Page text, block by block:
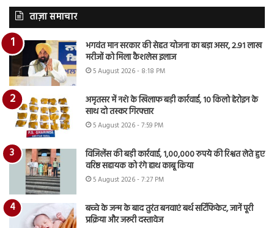
ताज़ा समाचार
भगवंत मान सरकार की सेहत योजना का बड़ा असर, 2.91 लाख
मरीजों को मिला कैशलेस इलाज
5 August 2026 - 8:18 PM
अमृतसर में नशे के खिलाफ बड़ी कार्रवाई, 10 किलो हेरोइन के
साथ दो तस्कर गिरफ्तार
5 August 2026 - 7:59 PM
विजिलेंस की बड़ी कार्रवाई, 1,00,000 रुपये की रिश्वत लेते हुए
वरिष्ठ सहायक को रंगे हाथ काबू किया
5 August 2026 - 7:27 PM
बच्चे के जन्म के बाद तुरंत बनवाएं बर्थ सर्टिफिकेट, जानें पूरी
प्रक्रिया और जरूरी दस्तावेज